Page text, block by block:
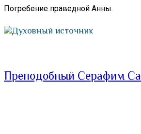
Погребение праведной Анны.
Духовный источник
Преподобный Серафим